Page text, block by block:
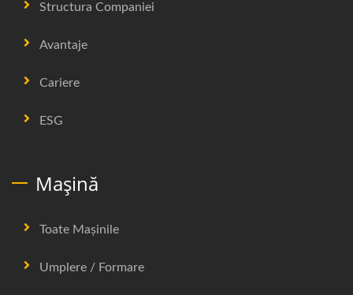
Structura Companiei
Avantaje
Cariere
ESG
Mașină
Toate Mașinile
Umplere / Formare